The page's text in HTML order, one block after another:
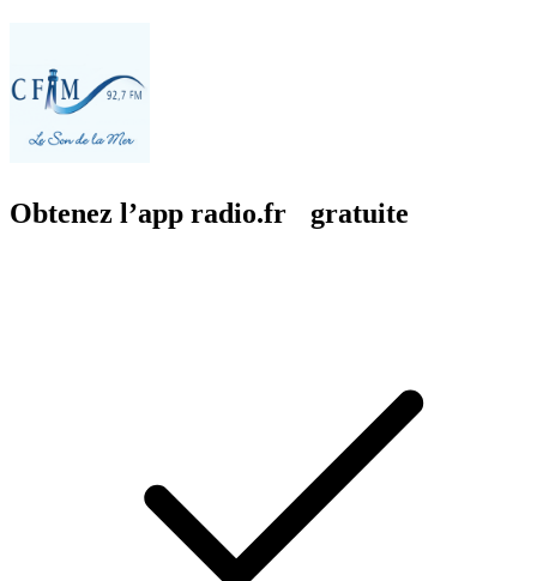
Obtenez l’app radio.fr gratuite